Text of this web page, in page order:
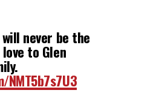
never be the
to Glen